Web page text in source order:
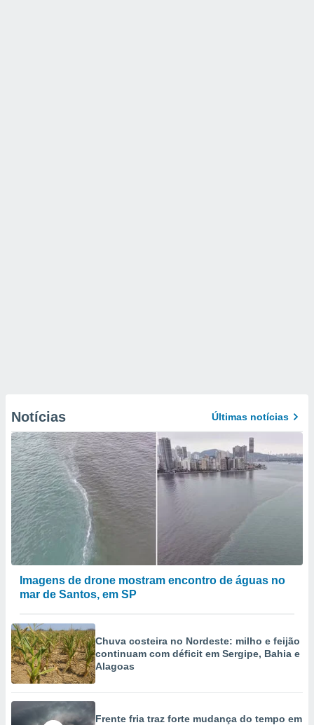
Notícias Últimas notícias
Imagens de drone mostram encontro de águas no
mar de Santos, em SP
Chuva costeira no Nordeste: milho e feijão
continuam com déficit em Sergipe, Bahia e
Alagoas
Frente fria traz forte mudança do tempo em